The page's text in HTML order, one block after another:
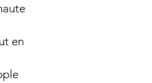
en